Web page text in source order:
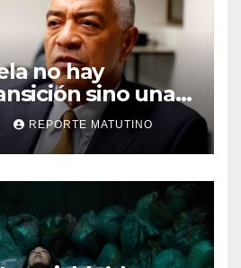
no hay
sino una
la fuerza
REPORTE MATUTINO